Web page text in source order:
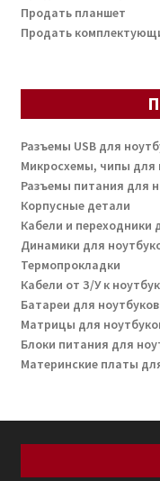
Продать планшет
Продать
Разъемы USB для
Микросхемы, чипы для
Разъемы питания для
Корпусные детали
Кабели и переходники
Динамики для
Термопрокладки
Кабели от З/У к
Батареи для ноутбуков
Матрицы для
Блоки питания для
Материнские платы